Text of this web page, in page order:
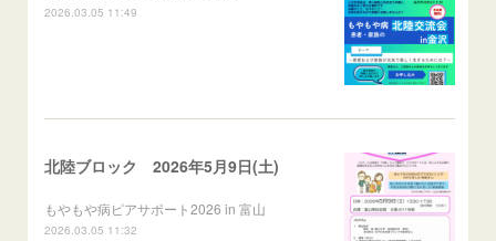
2026.03.05 11:49
北陸ブロック 2026年5月9日(土)
もやもや病ピアサポート2026 in 富山
2026.03.05 11:32